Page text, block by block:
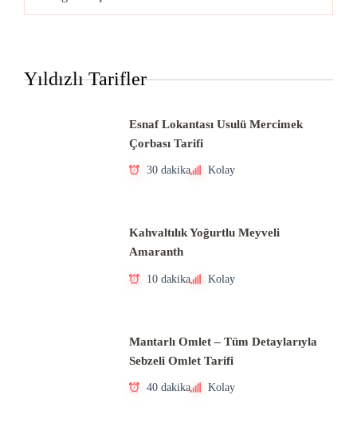
Yöntemleri
Yıldızlı Tarifler
Esnaf Lokantası Usulü Mercimek
Çorbası Tarifi
30 dakika Kolay
Kahvaltılık Yoğurtlu Meyveli
Amaranth
10 dakika Kolay
Mantarlı Omlet – Tüm Detaylarıyla
Sebzeli Omlet Tarifi
40 dakika Kolay